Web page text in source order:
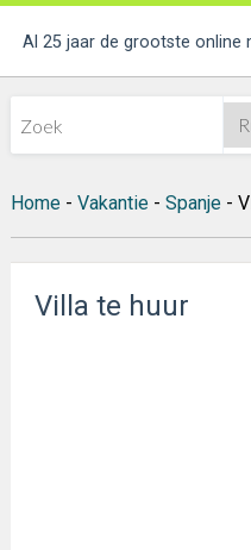
Al 25 jaar de grootste online
Home- Vakantie- Spanje-
Villa te huur